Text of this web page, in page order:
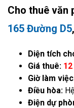
Cho thuê văn
165 Đường D5
Diện tích
Giá thuê:
Giờ làm
Điều hòa:
Điện dự